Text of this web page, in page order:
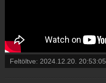
Feltöltve: 2024.12.20. 20:53:05